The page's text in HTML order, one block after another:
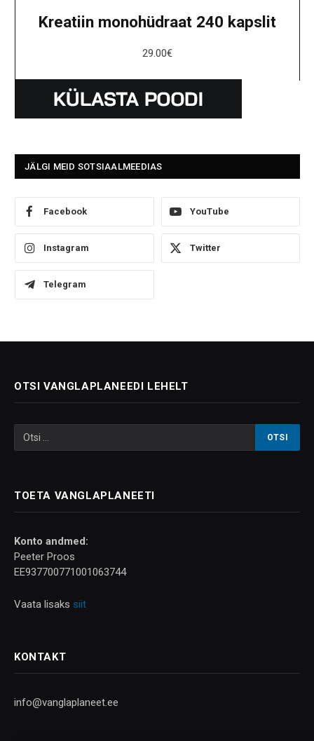
Kreatiin monohüdraat 240 kapslit
29.00€
JÄLGI MEID SOTSIAALMEEDIAS
Facebook YouTube
Instagram Twitter
Telegram
OTSI VANGLAPLANEEDI LEHELT
TOETA VANGLAPLANEETI
Konto andmed:
Peeter Proos
EE937700771001063744
Vaata lisaks siit
KONTAKT
info@vanglaplaneet.ee